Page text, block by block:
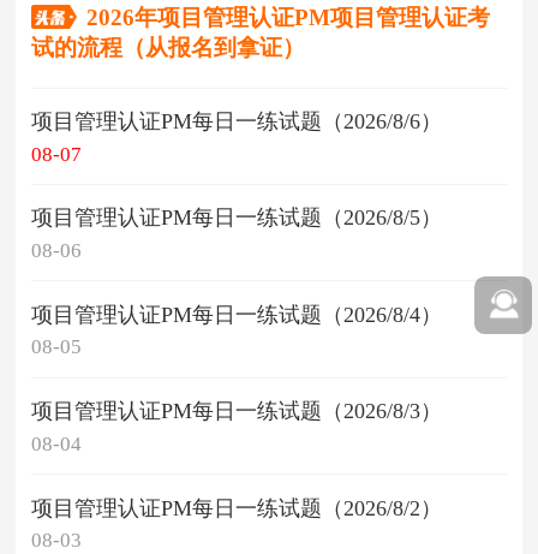
2026年项目管理认证PM项目管理认证考
试的流程（从报名到拿证）
项目管理认证PM每日一练试题（2026/8/6）
08-07
项目管理认证PM每日一练试题（2026/8/5）
08-06
项目管理认证PM每日一练试题（2026/8/4）
08-05
项目管理认证PM每日一练试题（2026/8/3）
08-04
项目管理认证PM每日一练试题（2026/8/2）
08-03